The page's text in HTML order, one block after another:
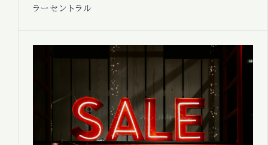
ラーセントラル